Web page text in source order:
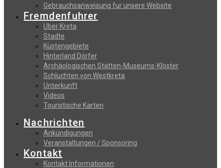
Gebrauchsanweisung fur unsere Website
Fremdenfuhrer
Uber Kreta
Stadte
Küstengebiete
Hinterland Dörfer
Archäologischen Stätten-Museums-Klöster
Schluchten von Westkreta
Unterkunft
Videos
Touristische Karten
Nachrichten
Ankündigungen
Veranstaltungen / Sponsoring
Kontakt
Kontakt Informationen